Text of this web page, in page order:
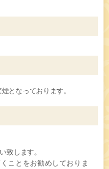
となっております。
致します。
ことをお勧めしておりま